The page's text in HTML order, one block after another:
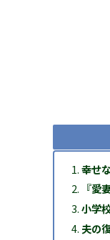
幸せ
『愛
小学
夫の